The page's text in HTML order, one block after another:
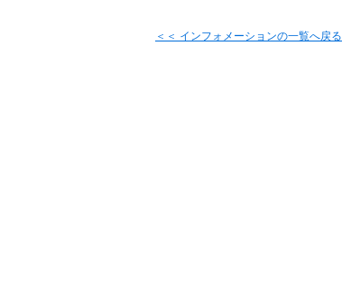
＜＜ インフォメーションの一覧へ戻る